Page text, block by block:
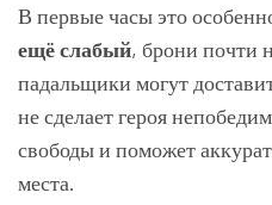
В первые часы это
ещё слабый, брони почти
падальщики могут
не сделает героя
свободы и поможет
места.